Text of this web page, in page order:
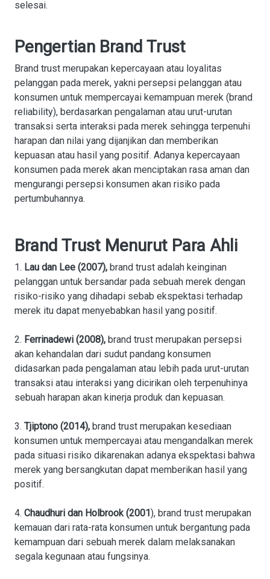
selesai.
Pengertian Brand Trust
Brand trust merupakan kepercayaan atau loyalitas
pelanggan pada merek, yakni persepsi pelanggan atau
konsumen untuk mempercayai kemampuan merek (brand
reliability), berdasarkan pengalaman atau urut-urutan
transaksi serta interaksi pada merek sehingga terpenuhi
harapan dan nilai yang dijanjikan dan memberikan
kepuasan atau hasil yang positif. Adanya kepercayaan
konsumen pada merek akan menciptakan rasa aman dan
mengurangi persepsi konsumen akan risiko pada
pertumbuhannya.
Brand Trust Menurut Para Ahli
1. Lau dan Lee (2007), brand trust adalah keinginan
pelanggan untuk bersandar pada sebuah merek dengan
risiko-risiko yang dihadapi sebab ekspektasi terhadap
merek itu dapat menyebabkan hasil yang positif.
2. Ferrinadewi (2008), brand trust merupakan persepsi
akan kehandalan dari sudut pandang konsumen
didasarkan pada pengalaman atau lebih pada urut-urutan
transaksi atau interaksi yang dicirikan oleh terpenuhinya
sebuah harapan akan kinerja produk dan kepuasan.
3. Tjiptono (2014), brand trust merupakan kesediaan
konsumen untuk mempercayai atau mengandalkan merek
pada situasi risiko dikarenakan adanya ekspektasi bahwa
merek yang bersangkutan dapat memberikan hasil yang
positif.
4. Chaudhuri dan Holbrook (2001), brand trust merupakan
kemauan dari rata-rata konsumen untuk bergantung pada
kemampuan dari sebuah merek dalam melaksanakan
segala kegunaan atau fungsinya.